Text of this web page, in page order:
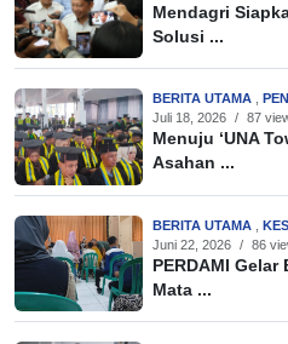
Mendagri
Solusi ...
BERITA UTAMA
Juli 18, 2026 / 87
Menuju ‘UNA
Asahan ...
BERITA UTAMA
Juni 22, 2026 / 86
PERDAMI
Mata ...